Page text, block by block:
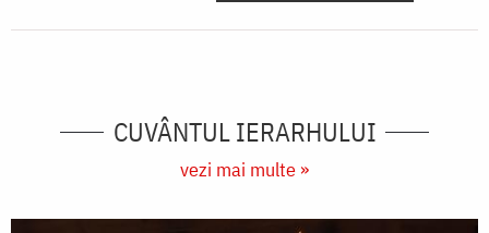
CUVÂNTUL IERARHULUI
vezi mai multe »